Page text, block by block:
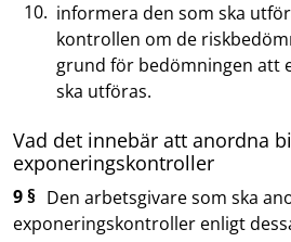
informera den som ska
kontrollen om de
grund för bedömningen att
ska utföras.
Vad det innebär att anordna
exponeringskontroller
9 § Den arbetsgivare som ska
exponeringskontroller enligt